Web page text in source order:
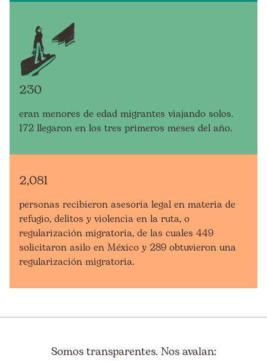
230
eran menores de edad migrantes viajando solos.
172 llegaron en los tres primeros meses del año.
2,081
personas recibieron asesoría legal en materia de
refugio, delitos y violencia en la ruta, o
regularización migratoria, de las cuales 449
solicitaron asilo en México y 289 obtuvieron una
regularización migratoria.
Somos transparentes. Nos avalan: